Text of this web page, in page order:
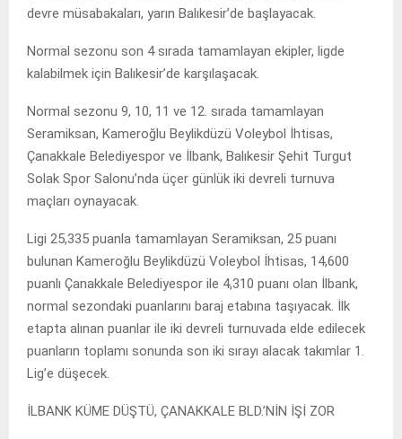
devre müsabakaları, yarın Balıkesir’de başlayacak.
Normal sezonu son 4 sırada tamamlayan ekipler, ligde
kalabilmek için Balıkesir’de karşılaşacak.
Normal sezonu 9, 10, 11 ve 12. sırada tamamlayan
Seramiksan, Kameroğlu Beylikdüzü Voleybol İhtisas,
Çanakkale Belediyespor ve İlbank, Balıkesir Şehit Turgut
Solak Spor Salonu’nda üçer günlük iki devreli turnuva
maçları oynayacak.
Ligi 25,335 puanla tamamlayan Seramiksan, 25 puanı
bulunan Kameroğlu Beylikdüzü Voleybol İhtisas, 14,600
puanlı Çanakkale Belediyespor ile 4,310 puanı olan İlbank,
normal sezondaki puanlarını baraj etabına taşıyacak. İlk
etapta alınan puanlar ile iki devreli turnuvada elde edilecek
puanların toplamı sonunda son iki sırayı alacak takımlar 1.
Lig’e düşecek.
İLBANK KÜME DÜŞTÜ, ÇANAKKALE BLD.’NİN İŞİ ZOR